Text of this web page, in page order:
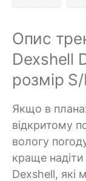
Опис
Dexshell
розмір
Якщо в
відкритому
вологу
краще
Dexshell, які